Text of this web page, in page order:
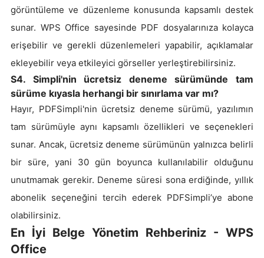
görüntüleme ve düzenleme konusunda kapsamlı destek
sunar. WPS Office sayesinde PDF dosyalarınıza kolayca
erişebilir ve gerekli düzenlemeleri yapabilir, açıklamalar
ekleyebilir veya etkileyici görseller yerleştirebilirsiniz.
S4. Simpli'nin ücretsiz deneme sürümünde tam
sürüme kıyasla herhangi bir sınırlama var mı?
Hayır, PDFSimpli'nin ücretsiz deneme sürümü, yazılımın
tam sürümüyle aynı kapsamlı özellikleri ve seçenekleri
sunar. Ancak, ücretsiz deneme sürümünün yalnızca belirli
bir süre, yani 30 gün boyunca kullanılabilir olduğunu
unutmamak gerekir. Deneme süresi sona erdiğinde, yıllık
abonelik seçeneğini tercih ederek PDFSimpli’ye abone
olabilirsiniz.
En İyi Belge Yönetim Rehberiniz - WPS
Office